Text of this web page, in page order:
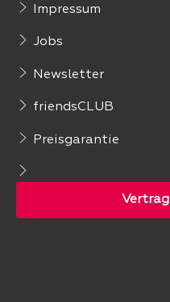
Impressum
Jobs
Newsletter
friendsCLUB
Preisgarantie